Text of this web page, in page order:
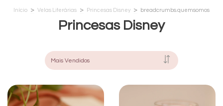
Início > Velas Literárias > Princesas Disney > breadcrumbs.quemsomos
Princesas Disney